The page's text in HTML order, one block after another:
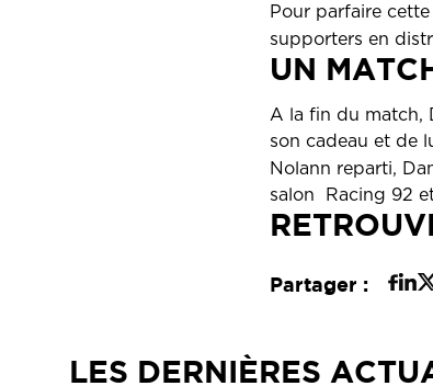
Pour parfaire
supporters en
UN
A la fin du match,
son cadeau et de
Nolann reparti,
salon Racing 92
Partager :
LES DERNIÈRES